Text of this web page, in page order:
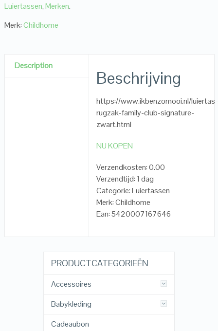
Luiertassen,Merken.
Merk:Childhome
Description
Beschrijving
https://www.ikbenzomooi.nl/luiertas-
rugzak-family-club-signature-
zwart.html
NU KOPEN
Verzendkosten: 0.00
Verzendtijd: 1 dag
Categorie: Luiertassen
Merk: Childhome
Ean: 5420007167646
PRODUCTCATEGORIEËN
Accessoires
Babykleding
Cadeaubon